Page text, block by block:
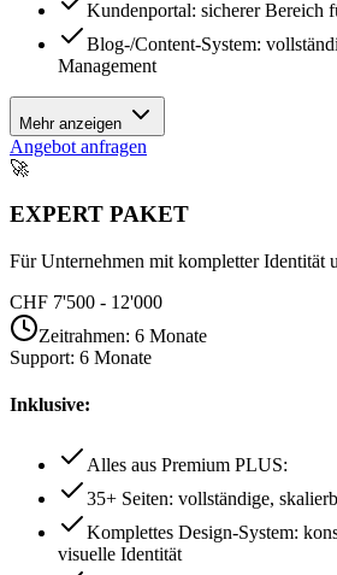
Kundenportal: sicherer Bereich
Blog-/Content-System:
Management
Mehr anzeigen
Angebot anfragen
🚀
EXPERT PAKET
Für Unternehmen mit kompletter Identität
CHF 7'500 - 12'000
Zeitrahmen: 6 Monate
Support: 6 Monate
Inklusive:
Alles aus Premium PLUS:
35+ Seiten: vollständige,
Komplettes Design-System:
visuelle Identität